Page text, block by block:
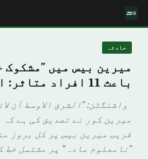
حادثہ
میرین بیس میں "مشکوک
باعث 11 افراد متاثر: امریکہ
واشنگٹن: "الشرق الاوسط آن
میرین کور نے تصدیق کی ہے کہ
قریب میرین بیس پر کل بروز
"نامعلوم مادہ” پر مشتمل خط